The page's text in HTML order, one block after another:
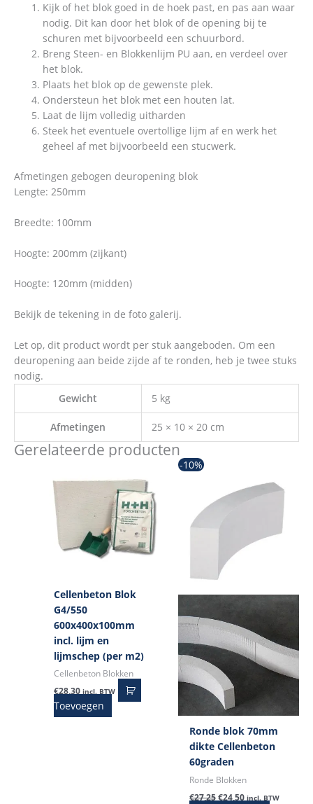
Kijk of het blok goed in de hoek past, en pas aan waar
nodig. Dit kan door het blok of de opening bij te
schuren met bijvoorbeeld een schuurbord.
Breng Steen- en Blokkenlijm PU aan, en verdeel over
het blok.
Plaats het blok op de gewenste plek.
Ondersteun het blok met een houten lat.
Laat de lijm volledig uitharden
Steek het eventuele overtollige lijm af en werk het
geheel af met bijvoorbeeld een stucwerk.
Afmetingen gebogen deuropening blok
Lengte: 250mm
Breedte: 100mm
Hoogte: 200mm (zijkant)
Hoogte: 120mm (midden)
Bekijk de tekening in de foto galerij.
Let op, dit product wordt per stuk aangeboden. Om een
deuropening aan beide zijde af te ronden, heb je twee stuks
nodig.
Gewicht
5 kg
Afmetingen 25 × 10 × 20 cm
Gerelateerde producten
Cellenbeton Blok
G4/550
600x400x100mm
incl. lijm en
lijmschep (per m2)
Cellenbeton Blokken
€28,30 incl. BTW
Toevoegen
-10%
Ronde blok 70mm
dikte Cellenbeton
60graden
Ronde Blokken
€27,25
€27,25.
€24,50
is:
incl. BTW